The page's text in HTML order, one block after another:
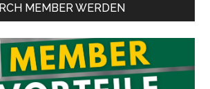
MEMBER WERDEN